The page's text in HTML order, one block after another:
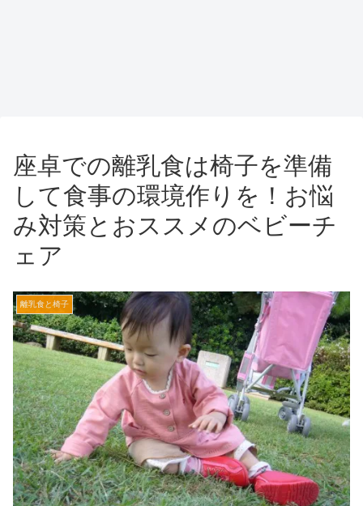
座卓での離乳食は椅子を準備
して食事の環境作りを！お悩
み対策とおススメのベビーチ
ェア
離乳食と椅子